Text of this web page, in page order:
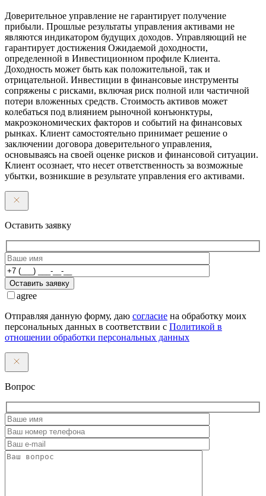
Доверительное управление не гарантирует получение
прибыли. Прошлые результаты управления активами не
являются индикатором будущих доходов. Управляющий не
гарантирует достижения Ожидаемой доходности,
определенной в Инвестиционном профиле Клиента.
Доходность может быть как положительной, так и
отрицательной. Инвестиции в финансовые инструменты
сопряжены с рисками, включая риск полной или частичной
потери вложенных средств. Стоимость активов может
колебаться под влиянием рыночной конъюнктуры,
макроэкономических факторов и событий на финансовых
рынках. Клиент самостоятельно принимает решение о
заключении договора доверительного управления,
основываясь на своей оценке рисков и финансовой ситуации.
Клиент осознает, что несет ответственность за возможные
убытки, возникшие в результате управления его активами.
Оставить заявку
Оставить заявку
agree
Отправляя данную форму, даю согласие на обработку моих
персональных данных в соответствии с Политикой в
отношении обработки персональных данных
Вопрос